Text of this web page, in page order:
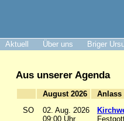
Aktuell Über uns Briger
Aus unserer Agenda
August 2026
SO
02. Aug. 2026
09:00 Uhr